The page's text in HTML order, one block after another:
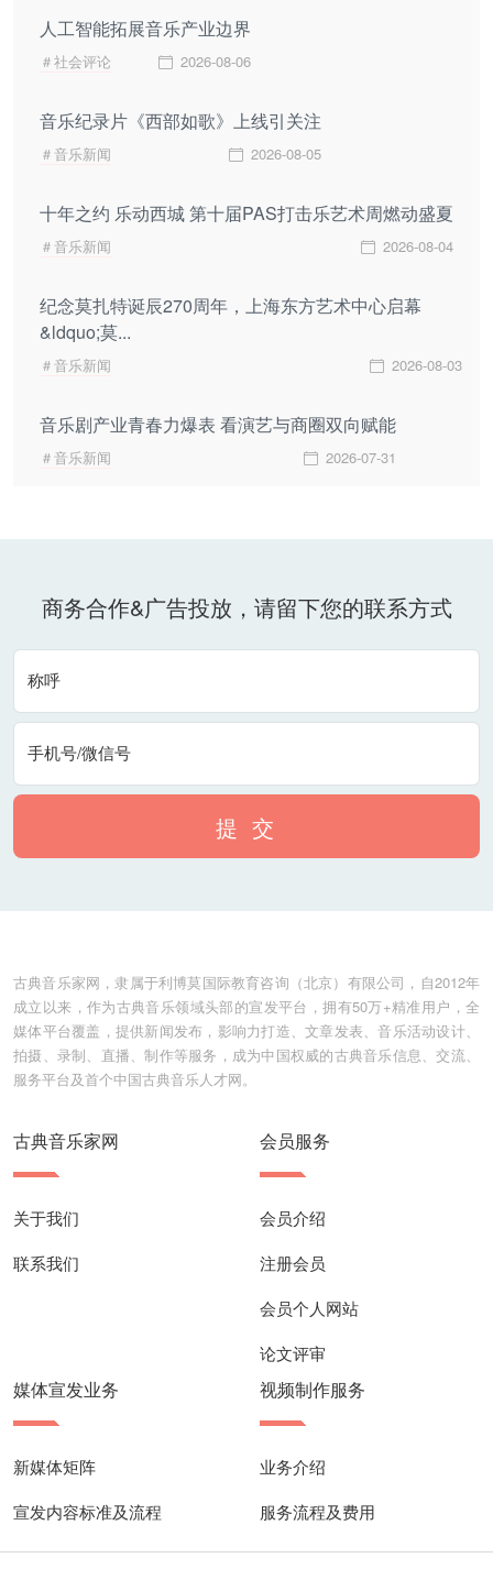
人工智能拓展音乐产业边界
＃社会评论 2026-08-06
音乐纪录片《西部如歌》上线引关注
＃音乐新闻 2026-08-05
十年之约 乐动西城 第十届PAS打击乐艺术周燃动盛夏
＃音乐新闻 2026-08-04
纪念莫扎特诞辰270周年，上海东方艺术中心启幕
&ldquo;莫...
＃音乐新闻 2026-08-03
音乐剧产业青春力爆表 看演艺与商圈双向赋能
＃音乐新闻 2026-07-31
商务合作&广告投放，请留下您的联系方式
称呼
手机号/微信号
提 交
古典音乐家网，隶属于利博莫国际教育咨询（北京）有限公司，自2012年
成立以来，作为古典音乐领域头部的宣发平台，拥有50万+精准用户，全
媒体平台覆盖，提供新闻发布，影响力打造、文章发表、音乐活动设计、
拍摄、录制、直播、制作等服务，成为中国权威的古典音乐信息、交流、
服务平台及首个中国古典音乐人才网。
古典音乐家网
关于我们
联系我们
会员服务
会员介绍
注册会员
会员个人网站
论文评审
媒体宣发业务
新媒体矩阵
宣发内容标准及流程
视频制作服务
业务介绍
服务流程及费用